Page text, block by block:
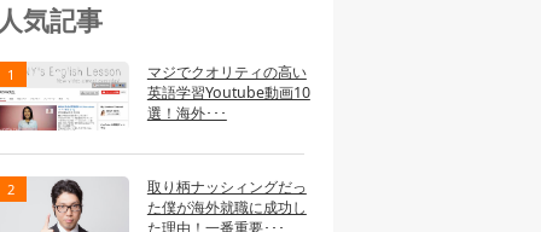
気記事
マジでクオリティの高い
英語学習Youtube動画10
選！海外･･･
取り柄ナッシィングだっ
た僕が海外就職に成功し